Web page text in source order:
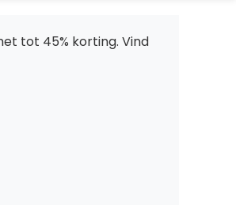
tot 45% korting. Vind